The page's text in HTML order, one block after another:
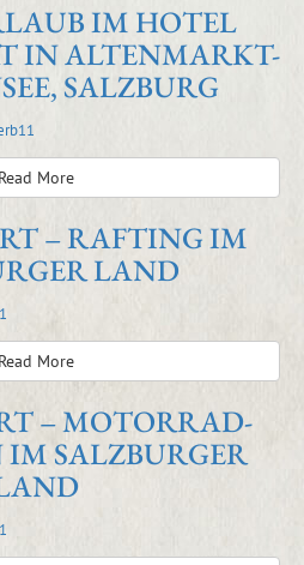
IM HOTEL
IN ALTENMARKT-
SALZBURG
Read More
– RAFTING IM
LAND
Read More
– MOTORRAD-
SALZBURGER